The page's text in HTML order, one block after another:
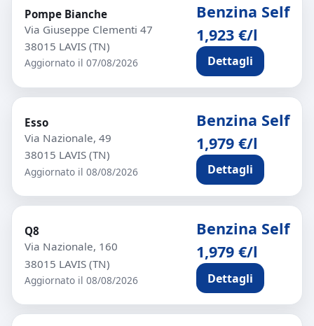
Pompe Bianche
Via Giuseppe Clementi 47
38015 LAVIS (TN)
Aggiornato il 07/08/2026
Benzina Self
1,923 €/l
Dettagli
Esso
Via Nazionale, 49
38015 LAVIS (TN)
Aggiornato il 08/08/2026
Benzina Self
1,979 €/l
Dettagli
Q8
Via Nazionale, 160
38015 LAVIS (TN)
Aggiornato il 08/08/2026
Benzina Self
1,979 €/l
Dettagli